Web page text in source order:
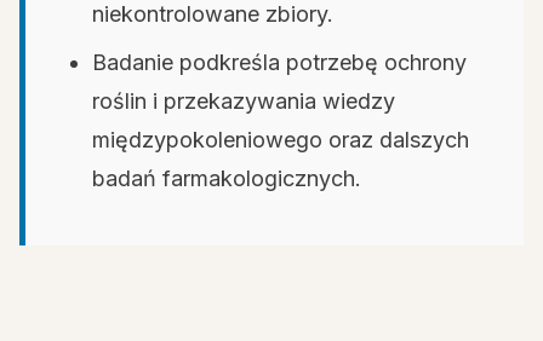
niekontrolowane zbiory.
Badanie podkreśla potrzebę ochrony
roślin i przekazywania wiedzy
międzypokoleniowego oraz dalszych
badań farmakologicznych.